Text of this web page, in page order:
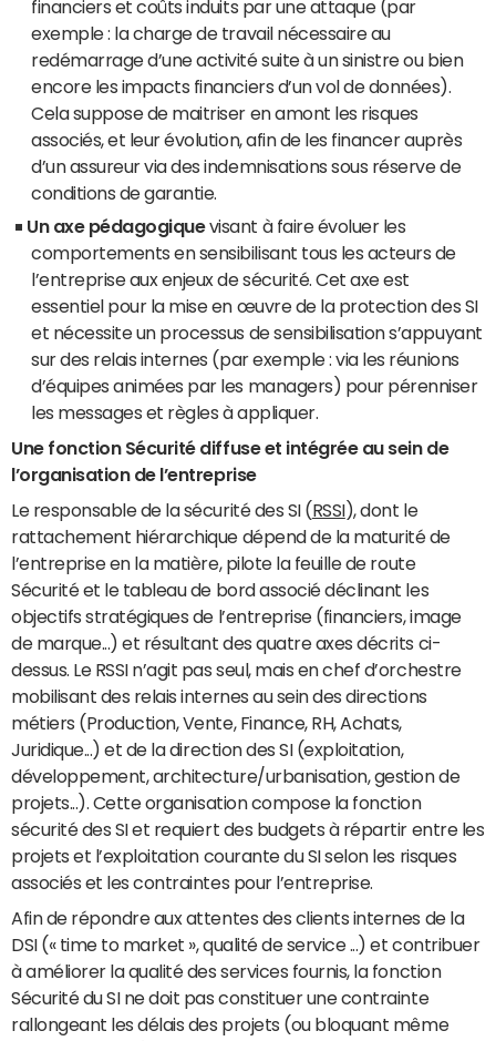
financiers et coûts induits par une attaque (par
exemple : la charge de travail nécessaire au
redémarrage d’une activité suite à un sinistre ou bien
encore les impacts financiers d’un vol de données).
Cela suppose de maitriser en amont les risques
associés, et leur évolution, afin de les financer auprès
d’un assureur via des indemnisations sous réserve de
conditions de garantie.
Un axe pédagogiquevisant à faire évoluer les
comportements en sensibilisant tous les acteurs de
l’entreprise aux enjeux de sécurité. Cet axe est
essentiel pour la mise en œuvre de la protection des SI
et nécessite un processus de sensibilisation s’appuyant
sur des relais internes (par exemple : via les réunions
d’équipes animées par les managers) pour pérenniser
les messages et règles à appliquer.
Une fonction Sécurité diffuse et intégrée au sein de
l’organisation de l’entreprise
Le responsable de la sécurité des SI (RSSI), dont le
rattachement hiérarchique dépend de la maturité de
l’entreprise en la matière, pilote la feuille de route
Sécurité et le tableau de bord associé déclinant les
objectifs stratégiques de l’entreprise (financiers, image
de marque...) et résultant des quatre axes décrits ci-
dessus. Le RSSI n’agit pas seul, mais en chef d’orchestre
mobilisant des relais internes au sein des directions
métiers (Production, Vente, Finance, RH, Achats,
Juridique...) et de la direction des SI (exploitation,
développement, architecture/urbanisation, gestion de
projets...). Cette organisation compose la fonction
sécurité des SI et requiert des budgets à répartir entre les
projets et l’exploitation courante du SI selon les risques
associés et les contraintes pour l’entreprise.
Afin de répondre aux attentes des clients internes de la
DSI (« time to market », qualité de service ...) et contribuer
à améliorer la qualité des services fournis, la fonction
Sécurité du SI ne doit pas constituer une contrainte
rallongeant les délais des projets (ou bloquant même